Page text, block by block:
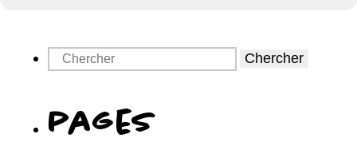
Chercher
pages